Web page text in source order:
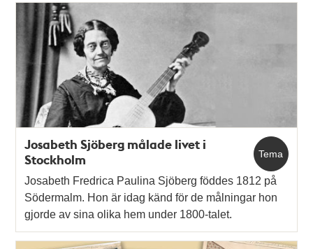
Tema
Josabeth Sjöberg målade livet i
Stockholm
Josabeth Fredrica Paulina Sjöberg föddes 1812 på
Södermalm. Hon är idag känd för de målningar hon
gjorde av sina olika hem under 1800-talet.